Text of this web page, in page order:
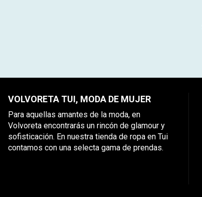
VOLVORETA TUI, MODA DE MUJER
Para aquellas amantes de la moda, en
Volvoreta encontrarás un rincón de glamour y
sofisticación. En nuestra tienda de ropa en Tui
contamos con una selecta gama de prendas.